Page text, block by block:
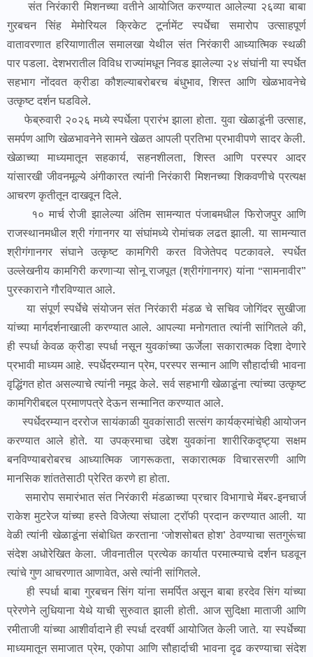
संत निरंकारी मिशनच्या वतीने आयोजित करण्यात आलेल्या २६व्या बाबा
गुरबचन सिंह मेमोरियल क्रिकेट टूर्नामेंट स्पर्धेचा समारोप उत्साहपूर्ण
वातावरणात हरियाणातील समालखा येथील संत निरंकारी आध्यात्मिक स्थळी
पार पडला. देशभरातील विविध राज्यांमधून निवड झालेल्या २४ संघांनी या स्पर्धेत
सहभाग नोंदवत क्रीडा कौशल्याबरोबरच बंधुभाव, शिस्त आणि खेळभावनेचे
उत्कृष्ट दर्शन घडविले.
फेब्रुवारी २०२६ मध्ये स्पर्धेला प्रारंभ झाला होता. युवा खेळाडूंनी उत्साह,
समर्पण आणि खेळभावनेने सामने खेळत आपली प्रतिभा प्रभावीपणे सादर केली.
खेळाच्या माध्यमातून सहकार्य, सहनशीलता, शिस्त आणि परस्पर आदर
यांसारखी जीवनमूल्ये अंगीकारत त्यांनी निरंकारी मिशनच्या शिकवणीचे प्रत्यक्ष
आचरण कृतीतून दाखवून दिले.
१० मार्च रोजी झालेल्या अंतिम सामन्यात पंजाबमधील फिरोजपुर आणि
राजस्थानमधील श्री गंगानगर या संघांमध्ये रोमांचक लढत झाली. या सामन्यात
श्रीगंगानगर संघाने उत्कृष्ट कामगिरी करत विजेतेपद पटकावले. स्पर्धेत
उल्लेखनीय कामगिरी करणाऱ्या सोनू राजपूत (श्रीगंगानगर) यांना “सामनावीर”
पुरस्काराने गौरविण्यात आले.
या संपूर्ण स्पर्धेचे संयोजन संत निरंकारी मंडळ चे सचिव जोगिंदर सुखीजा
यांच्या मार्गदर्शनाखाली करण्यात आले. आपल्या मनोगतात त्यांनी सांगितले की,
ही स्पर्धा केवळ क्रीडा स्पर्धा नसून युवकांच्या ऊर्जेला सकारात्मक दिशा देणारे
प्रभावी माध्यम आहे. स्पर्धेदरम्यान प्रेम, परस्पर सन्मान आणि सौहार्दाची भावना
वृद्धिंगत होत असल्याचे त्यांनी नमूद केले. सर्व सहभागी खेळाडूंना त्यांच्या उत्कृष्ट
कामगिरीबद्दल प्रमाणपत्रे देऊन सन्मानित करण्यात आले.
स्पर्धेदरम्यान दररोज सायंकाळी युवकांसाठी सत्संग कार्यक्रमांचेही आयोजन
करण्यात आले होते. या उपक्रमाचा उद्देश युवकांना शारीरिकदृष्ट्या सक्षम
बनविण्याबरोबरच आध्यात्मिक जागरूकता, सकारात्मक विचारसरणी आणि
मानसिक शांततेसाठी प्रेरित करणे हा होता.
समारोप समारंभात संत निरंकारी मंडळाच्या प्रचार विभागाचे मेंबर-इनचार्ज
राकेश मुटरेज यांच्या हस्ते विजेत्या संघाला ट्रॉफी प्रदान करण्यात आली. या
वेळी त्यांनी खेळाडूंना संबोधित करताना ‘जोशसोबत होश’ ठेवण्याचा सतगुरूंचा
संदेश अधोरेखित केला. जीवनातील प्रत्येक कार्यात परमात्म्याचे दर्शन घडवून
त्यांचे गुण आचरणात आणावेत, असे त्यांनी सांगितले.
ही स्पर्धा बाबा गुरबचन सिंग यांना समर्पित असून बाबा हरदेव सिंग यांच्या
प्रेरणेने लुधियाना येथे याची सुरुवात झाली होती. आज सुदिक्षा माताजी आणि
रमीताजी यांच्या आशीर्वादाने ही स्पर्धा दरवर्षी आयोजित केली जाते. या स्पर्धेच्या
माध्यमातून समाजात प्रेम, एकोपा आणि सौहार्दाची भावना दृढ करण्याचा संदेश